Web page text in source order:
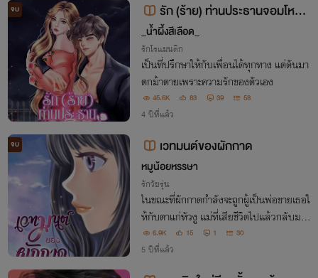
จบ
รัก (ร้าย) ท่านประธานจอมโหด
20+
_น้ำผึ้งสีเลือด_
รักโรแมนติก
เป็นที่ปรึกษาให้กับเพื่อนได้ทุกทาง แต่ดันมา
ตกม้าตายเพราะความรักของตัวเอง
45.6K 83 39 58
4 ปีที่แล้ว
จบ เวทมนต์ของผักกาด
หมูน้อยหรรษา
รักวัยรุ่น
ในขณะที่ผักกาดกำลังจะถูกผู้เป็นพ่อขายเธอใ
ห้กับตาแก่หัวงู แม่ที่เสียชีวิตไปแล้วกลับมอ
บมิติและเวทมนต์ให้เธอสืบทอดเพื่อใช้ในกา
รดำรงชีวิตของเธอและน้องสาวนับจากนี้
6.9K 15 1 30
5 ปีที่แล้ว